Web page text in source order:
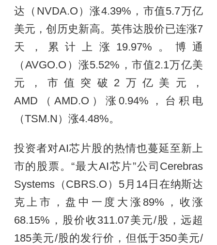
达（NVDA.O）涨4.39%，市值5.7万亿
美元，创历史新高。英伟达股价已连涨7
天，累计上涨19.97%。博通
（AVGO.O）涨5.52%，市值2.1万亿美
元，市值突破2万亿美元，
AMD（AMD.O）涨0.94%，台积电
（TSM.N）涨4.48%。
投资者对AI芯片股的热情也蔓延至新上
市的股票。“最大AI芯片”公司Cerebras
Systems（CBRS.O）5月14日在纳斯达
克上市，盘中一度大涨89%，收涨
68.15%，股价收311.07美元/股，远超
185美元/股的发行价，但低于350美元/